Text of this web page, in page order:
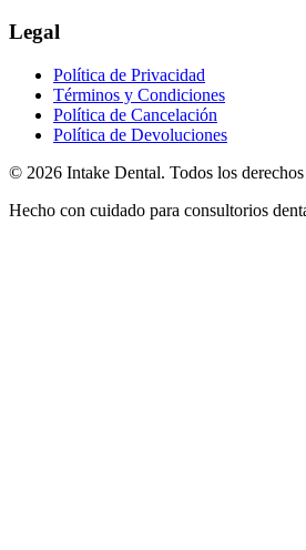
Legal
Política de Privacidad
Términos y Condiciones
Política de Cancelación
Política de Devoluciones
© 2026 Intake Dental. Todos los derechos
Hecho con cuidado para consultorios